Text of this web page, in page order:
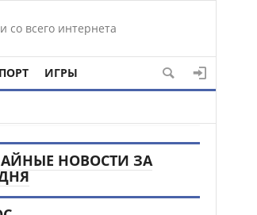
со всего интернета
ИГРЫ
НОВОСТИ ЗА